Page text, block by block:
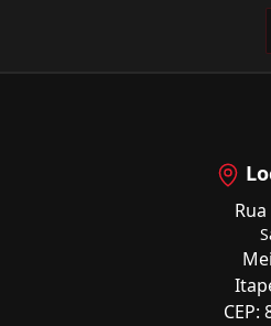
Rua
CEP: